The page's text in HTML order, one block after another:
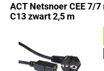
ACT Netsnoer CEE 7/
C13 zwart 2,5 m